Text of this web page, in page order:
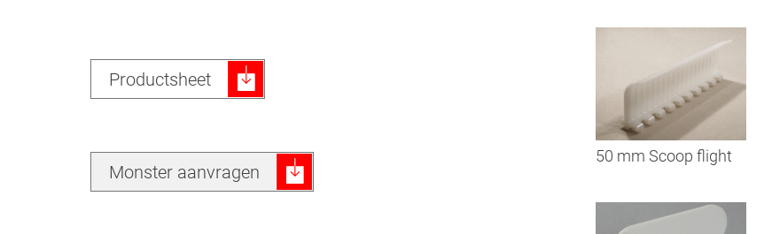
Productsheet
Monster aanvragen
50 mm Scoop flight